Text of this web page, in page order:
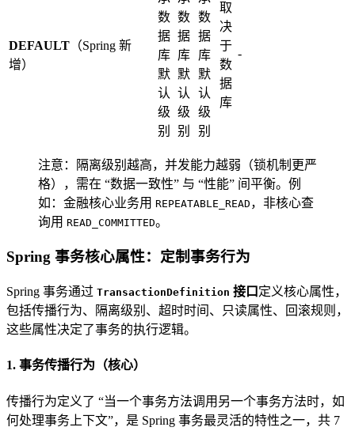
DEFAULT （Spring 新
增）
数
据
库
默
认
级
别
数
据
库
默
认
级
别
数
据
库
默
认
级
别
取
决
于
数
据
库
-
注意：隔离级别越高，并发能力越弱（锁机制更严
格），需在 “数据一致性” 与 “性能” 间平衡。例
如：金融核心业务用 REPEATABLE_READ ，非核心查
询用 READ_COMMITTED。
Spring 事务核心属性：定制事务行为
Spring 事务通过 TransactionDefinition 接口 定义核心属性，
包括传播行为、隔离级别、超时时间、只读属性、回滚规则，
这些属性决定了事务的执行逻辑。
1. 事务传播行为（核心）
传播行为定义了 “当一个事务方法调用另一个事务方法时，如
何处理事务上下文”，是 Spring 事务最灵活的特性之一，共 7